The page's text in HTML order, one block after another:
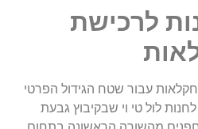
לרכישת
עבור שטח הגידול הפרטי
לול טי וי שבקיבוץ גבעת